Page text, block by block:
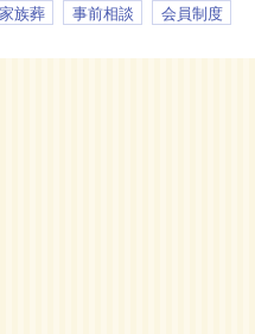
家族葬
事前相談 会員制度